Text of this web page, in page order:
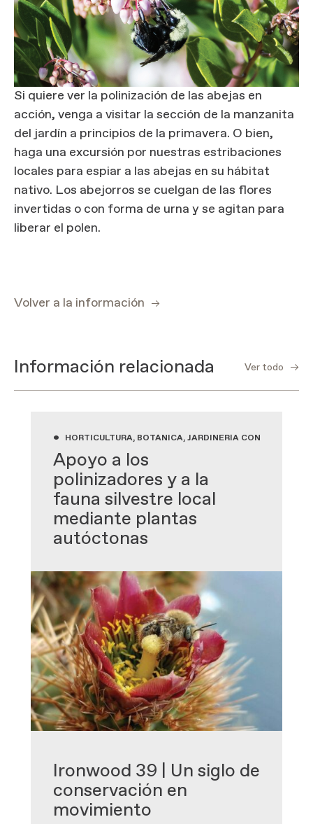
Si quiere ver la polinización de las abejas en
acción, venga a visitar la sección de la manzanita
del jardín a principios de la primavera. O bien,
haga una excursión por nuestras estribaciones
locales para espiar a las abejas en su hábitat
nativo. Los abejorros se cuelgan de las flores
invertidas o con forma de urna y se agitan para
liberar el polen.
Volver a la información
Información relacionada Ver todo
• HORTICULTURA, BOTÁNICA, JARDINERÍA CON PLANTAS
Apoyo a los
polinizadores y a la
fauna silvestre local
mediante plantas
autóctonas
Ironwood 39 | Un siglo de
conservación en
movimiento